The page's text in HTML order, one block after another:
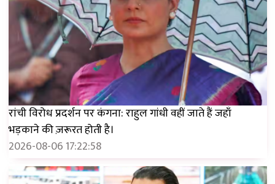
रांची विरोध प्रदर्शन पर कंगना: राहुल गांधी वहीं जाते हैं जहाँ
भड़काने की ज़रूरत होती है।
2026-08-06 17:22:58